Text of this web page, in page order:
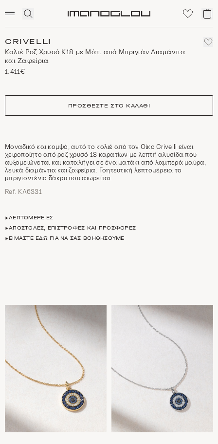
Click
search
Το
CRIVELLI
Κολιέ Ροζ Χρυσό Κ18 με Μάτι από Μπριγιάν Διαμάντια
και Ζαφείρια
1.411€
size
ΠΡΟΣΘΈΣΤΕ ΣΤΟ ΚΑΛΆΘΙ
Μοναδικό και κομψό, αυτό το κολιέ από τον Οίκο Crivelli είναι
χειροποίητο από ροζ χρυσό 18 καρατίων με λεπτή αλυσίδα που
αυξομειώνεται και καταλήγει σε ένα ματάκι από λαμπερά μαύρα,
λευκά διαμάντια και ζαφείρια. Γοητευτική λεπτομέρεια το
μπριγιαντένιο δάκρυ που αιωρείται.
Ref. ΚΛ6331
ΛΕΠΤΟΜΈΡΕΙΕΣ
ΑΠΟΣΤΟΛΈΣ, ΕΠΙΣΤΡΟΦΈΣ ΚΑΙ ΠΡΟΣΦΟΡΈΣ
ΕΊΜΑΣΤΕ ΕΔΏ ΓΙΑ ΝΑ ΣΑΣ ΒΟΗΘΉΣΟΥΜΕ